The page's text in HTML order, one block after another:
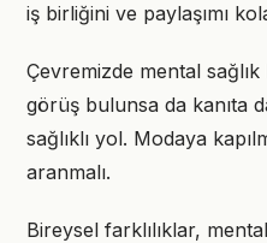
iş birliğini ve paylaşımı
Çevremizde mental
görüş bulunsa da kanıta
sağlıklı yol. Modaya
aranmalı.
Bireysel farklılıklar,